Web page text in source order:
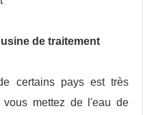
de traitement
certains pays est très
mettez de l'eau de